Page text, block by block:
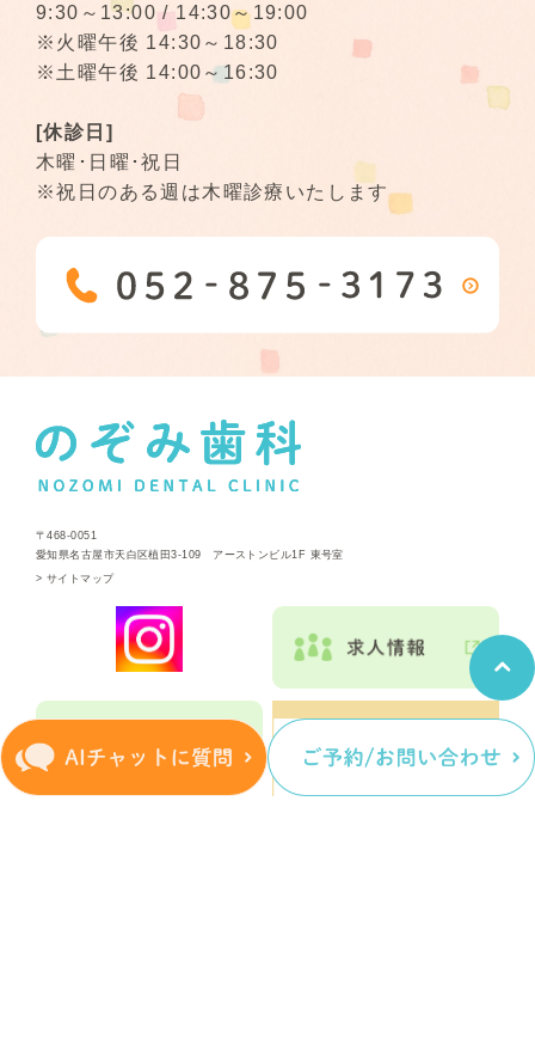
9:30～13:00 / 14:30～19:00
※火曜午後 14:30～18:30
※土曜午後 14:00～16:30
[休診日]
木曜･日曜･祝日
※祝日のある週は木曜診療いたします
〒468-0051
愛知県名古屋市天白区植田3-109 アーストンビル1F 東号室
> サイトマップ